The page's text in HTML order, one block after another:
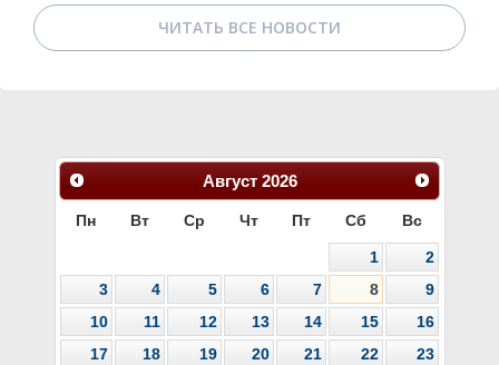
ЧИТАТЬ ВСЕ НОВОСТИ
Август 2026
Пн Вт Ср Чт Пт Сб Вс
1
2
3
4 5 6 7 8
9
10
11 12 13 14 15
16
17
18 19 20 21 22
23